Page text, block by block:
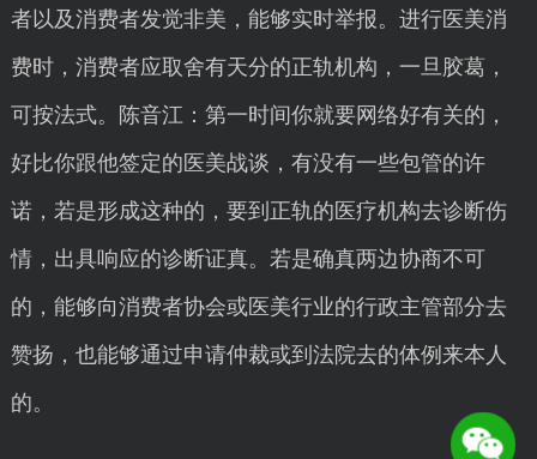
者以及消费者发觉非美，能够实时举报。进行医美消
费时，消费者应取舍有天分的正轨机构，一旦胶葛，
可按法式。陈音江：第一时间你就要网络好有关的，
好比你跟他签定的医美战谈，有没有一些包管的许
诺，若是形成这种的，要到正轨的医疗机构去诊断伤
情，出具响应的诊断证真。若是确真两边协商不可
的，能够向消费者协会或医美行业的行政主管部分去
赞扬，也能够通过申请仲裁或到法院去的体例来本人
的。